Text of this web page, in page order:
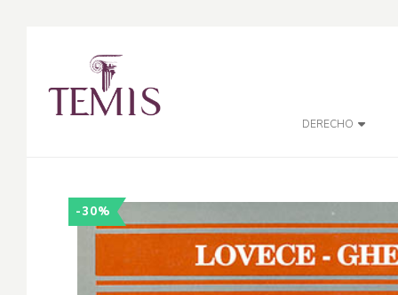
DERECHO
-30%